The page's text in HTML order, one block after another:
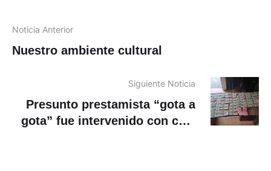
Noticia Anterior
Nuestro ambiente cultural
Siguiente Noticia
Presunto prestamista “gota a
gota” fue intervenido con casi